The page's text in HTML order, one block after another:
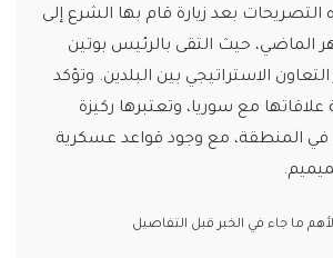
التصريحات بعد زيارة قام بها الشرع إلى
حيث التقى بالرئيس بوتين
الاستراتيجي بين البلدين. وتؤكد
مع سوريا، وتعتبرها ركيزة
في المنطقة، مع وجود قواعد عسكرية
ما جاء في الخبر قبل التفاصيل